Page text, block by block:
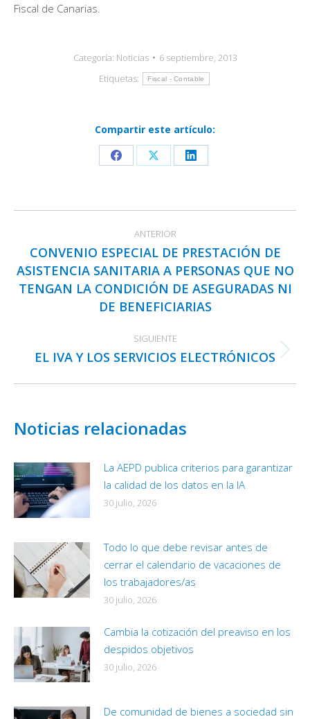
Fiscal de Canarias.
Categoría: Noticias
6 septiembre, 2013
Etiquetas:
Fiscal - Contable
Compartir este artículo:
Share
Facebook
Share
X
Share
LinkedIn
entre
publicaciones
ANTERIOR
Publicación
anterior:
CONVENIO ESPECIAL DE PRESTACIÓN DE
ASISTENCIA SANITARIA A PERSONAS QUE NO
TENGAN LA CONDICIÓN DE ASEGURADAS NI
DE BENEFICIARIAS
SIGUIENTE
Publicación
EL IVA Y LOS SERVICIOS ELECTRÓNICOS
Noticias relacionadas
La AEPD publica criterios para garantizar
la calidad de los datos en la IA
30 julio, 2026
Todo lo que debe revisar antes de
cerrar el calendario de vacaciones de
los trabajadores/as
30 julio, 2026
Cambia la cotización del preaviso en los
despidos objetivos
30 julio, 2026
De comunidad de bienes a sociedad sin